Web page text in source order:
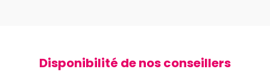
Disponibilité de nos conseillers